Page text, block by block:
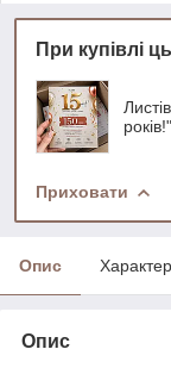
При купівлі
років!"
Приховати
Опис
Опис